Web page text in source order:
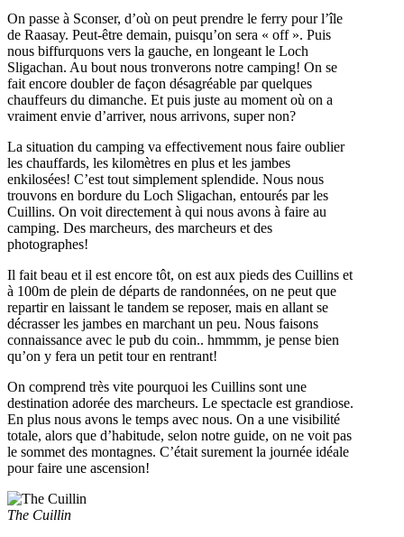
On passe à Sconser, d’où on peut prendre le ferry pour l’île
de Raasay. Peut-être demain, puisqu’on sera « off ». Puis
nous biffurquons vers la gauche, en longeant le Loch
Sligachan. Au bout nous tronverons notre camping! On se
fait encore doubler de façon désagréable par quelques
chauffeurs du dimanche. Et puis juste au moment où on a
vraiment envie d’arriver, nous arrivons, super non?
La situation du camping va effectivement nous faire oublier
les chauffards, les kilomètres en plus et les jambes
enkilosées! C’est tout simplement splendide. Nous nous
trouvons en bordure du Loch Sligachan, entourés par les
Cuillins. On voit directement à qui nous avons à faire au
camping. Des marcheurs, des marcheurs et des
photographes!
Il fait beau et il est encore tôt, on est aux pieds des Cuillins et
à 100m de plein de départs de randonnées, on ne peut que
repartir en laissant le tandem se reposer, mais en allant se
décrasser les jambes en marchant un peu. Nous faisons
connaissance avec le pub du coin.. hmmmm, je pense bien
qu’on y fera un petit tour en rentrant!
On comprend très vite pourquoi les Cuillins sont une
destination adorée des marcheurs. Le spectacle est grandiose.
En plus nous avons le temps avec nous. On a une visibilité
totale, alors que d’habitude, selon notre guide, on ne voit pas
le sommet des montagnes. C’était surement la journée idéale
pour faire une ascension!
The Cuillin